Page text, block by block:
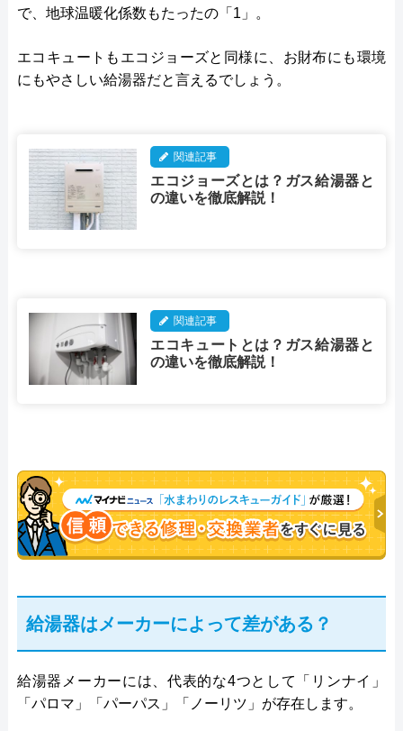
で、地球温暖化係数もたったの「1」。
エコキュートもエコジョーズと同様に、お財布にも環境
にもやさしい給湯器だと言えるでしょう。
関連記事
エコジョーズとは？ガス給湯器と
の違いを徹底解説！
関連記事
エコキュートとは？ガス給湯器と
の違いを徹底解説！
給湯器はメーカーによって差がある？
給湯器メーカーには、代表的な4つとして「リンナイ」
「パロマ」「パーパス」「ノーリツ」が存在します。